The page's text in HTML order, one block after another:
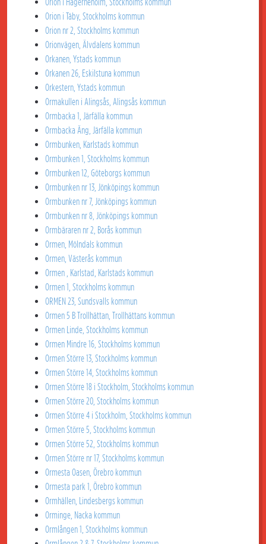
Orion i Täby, Stockholms kommun
Orion nr 2, Stockholms kommun
Orionvägen, Älvdalens kommun
Orkanen, Ystads kommun
Orkanen 26, Eskilstuna kommun
Orkestern, Ystads kommun
Ormakullen i Alingsås, Alingsås kommun
Ormbacka 1, Järfälla kommun
Ormbacka Äng, Järfälla kommun
Ormbunken, Karlstads kommun
Ormbunken 1, Stockholms kommun
Ormbunken 12, Göteborgs kommun
Ormbunken nr 13, Jönköpings kommun
Ormbunken nr 7, Jönköpings kommun
Ormbunken nr 8, Jönköpings kommun
Ormbäraren nr 2, Borås kommun
Ormen, Mölndals kommun
Ormen, Västerås kommun
Ormen , Karlstad, Karlstads kommun
Ormen 1, Stockholms kommun
ORMEN 23, Sundsvalls kommun
Ormen 5 B Trollhättan, Trollhättans kommun
Ormen Linde, Stockholms kommun
Ormen Mindre 16, Stockholms kommun
Ormen Större 13, Stockholms kommun
Ormen Större 14, Stockholms kommun
Ormen Större 18 i Stockholm, Stockholms kommun
Ormen Större 20, Stockholms kommun
Ormen Större 4 i Stockholm, Stockholms kommun
Ormen Större 5, Stockholms kommun
Ormen Större 52, Stockholms kommun
Ormen Större nr 17, Stockholms kommun
Ormesta Oasen, Örebro kommun
Ormesta park 1, Örebro kommun
Ormhällen, Lindesbergs kommun
Orminge, Nacka kommun
Ormlången 1, Stockholms kommun